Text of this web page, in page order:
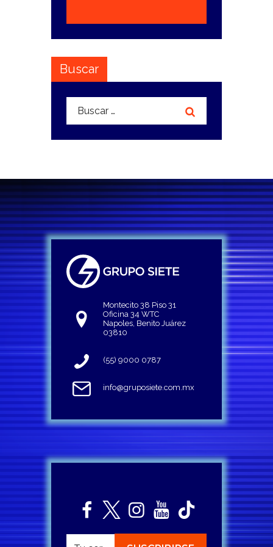
Buscar
Buscar:
Montecito 38 Piso 31
Oficina 34 WTC
Napoles, Benito Juárez
03810
(55) 9000 0787
info@gruposiete.com.mx